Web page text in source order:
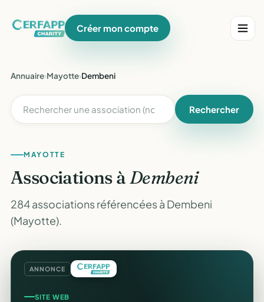
Créer mon compte
Annuaire›Mayotte›Dembeni
Rechercher
MAYOTTE
Associations àDembeni
284 associations référencées à Dembeni
(Mayotte).
ANNONCE
SITE WEB